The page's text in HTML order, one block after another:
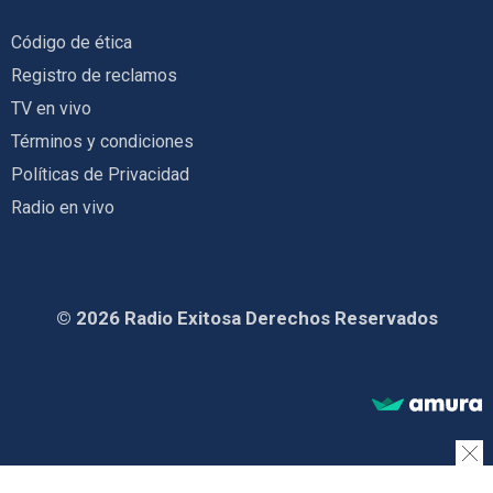
Código de ética
Registro de reclamos
TV en vivo
Términos y condiciones
Políticas de Privacidad
Radio en vivo
© 2026 Radio Exitosa Derechos Reservados